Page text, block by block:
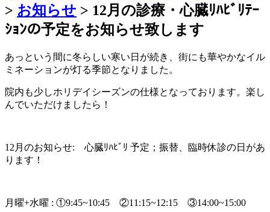
> お知らせ > 12月の診療・心臓ﾘﾊﾋﾞﾘﾃｰ
ｼｮﾝの予定をお知らせ致します
あっという間に冬らしい寒い日が続き、街にも華やかなイル
ミネーションが灯る季節となりました。
院内も少しホリデイシーズンの仕様となっております。楽し
んでいただけましたら！
12月のお知らせ: 心臓ﾘﾊﾋﾞﾘ 予定；振替、臨時休診の日があ
ります！
月曜+水曜 : ①9:45~10:45 ②11:15~12:15 ③14:00~15:00